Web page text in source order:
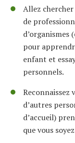
Allez chercher
de
d’organismes
pour
enfant et
personnels.
Reconnaissez
d’autres
d’accueil)
que vous